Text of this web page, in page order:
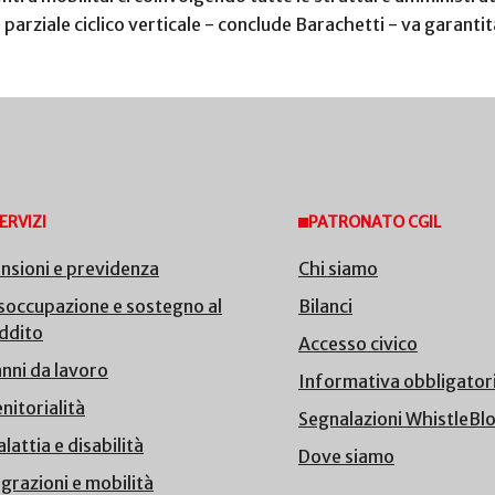
ciclico verticale - conclude Barachetti - va
e previdenza
e sostegno al
da lavoro
e disabilità
e mobilità
PATRONATO CGIL
Chi siamo
Bilanci
Accesso civico
Informativa
Segnalazioni
Dove siamo